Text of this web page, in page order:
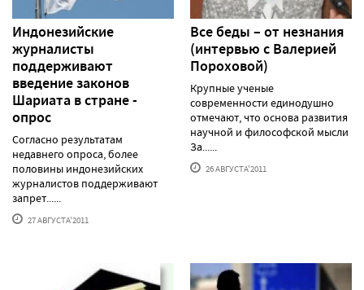
Индонезийские
журналисты
поддерживают
введение законов
Шариата в стране -
опрос
Согласно результатам
недавнего опроса, более
половины индонезийских
журналистов поддерживают
запрет......
27 АВГУСТА'2011
Все беды – от незнания
(интервью с Валерией
Пороховой)
Крупные ученые
современности единодушно
отмечают, что основа развития
научной и философской мысли
За......
26 АВГУСТА'2011